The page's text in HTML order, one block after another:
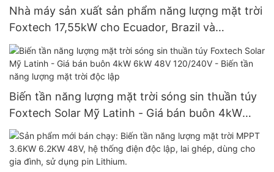
Nhà máy sản xuất sản phẩm năng lượng mặt trời
Foxtech 17,55kW cho Ecuador, Brazil và
Colombia, hệ thống điện độc lập 120V.
Biến tần năng lượng mặt trời sóng sin thuần túy
Foxtech Solar Mỹ Latinh - Giá bán buôn 4kW
6kW 48V 120/240V - Biến tần năng lượng mặt
trời độc lập